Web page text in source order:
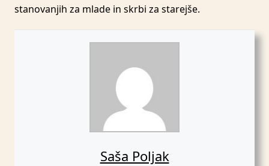
stanovanjih za mlade in skrbi za starejše.
Saša Poljak